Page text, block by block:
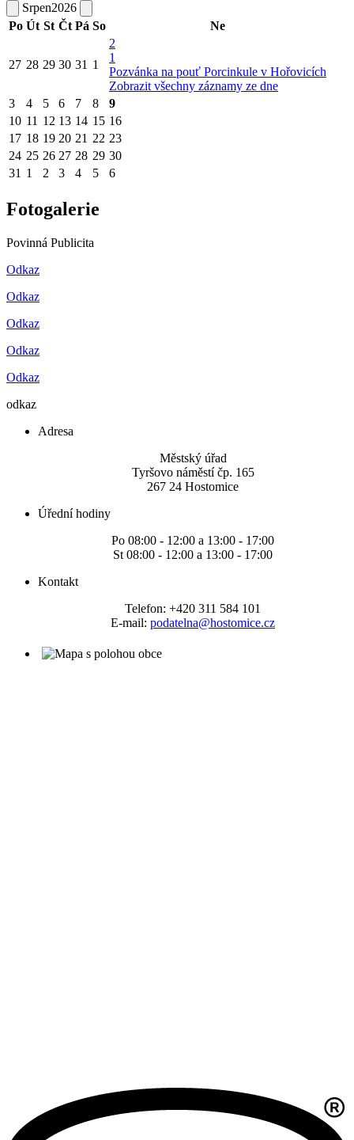
Srpen2026
Po Út St Čt Pá So Ne
27 28 29 30 31 1
2
1
Pozvánka na pouť Porcinkule v Hořovicích
Zobrazit všechny záznamy ze dne
3
4 5 6 7 8
9
10 11 12 13 14 15 16
17 18 19 20 21 22 23
24 25 26 27 28 29 30
31 1 2 3 4 5 6
Fotogalerie
Povinná Publicita
Odkaz
Odkaz
Odkaz
Odkaz
Odkaz
odkaz
Adresa
Městský úřad
Tyršovo náměstí čp. 165
267 24 Hostomice
Úřední hodiny
Po 08:00 - 12:00 a 13:00 - 17:00
St 08:00 - 12:00 a 13:00 - 17:00
Kontakt
Telefon: +420 311 584 101
E-mail: podatelna@hostomice.cz